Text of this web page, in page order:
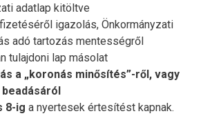
adatlap kitöltve
igazolás, Önkormányzati
adó tartozás mentességről
tulajdoni lap másolat
a „koronás minősítés”-ről, vagy
beadásáról
8-ig a nyertesek értesítést kapnak.